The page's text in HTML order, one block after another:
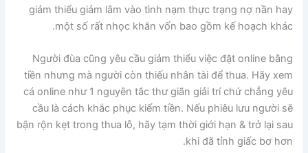
giảm thiểu giảm lâm vào tình nạm thực trạng nợ nần hay
một số rất nhọc khăn vốn bao gồm kế hoạch khác.
Người đùa cũng yêu cầu giảm thiểu việc đặt online bằng
tiền nhưng mà người còn thiếu nhân tài để thua. Hãy xem
cá online như 1 nguyên tắc thư giãn giải trí chứ chẳng yêu
cầu là cách khắc phục kiếm tiền. Nếu phiêu lưu người sẽ
bận rộn kẹt trong thua lỗ, hãy tạm thời giới hạn & trở lại sau
khi đã tỉnh giấc bơ hơn.